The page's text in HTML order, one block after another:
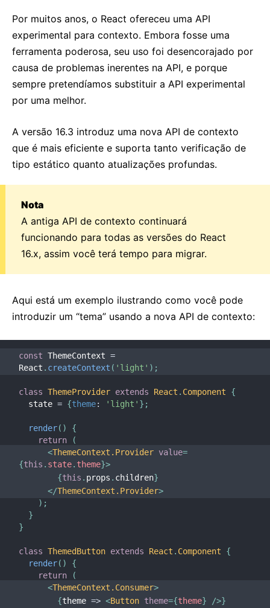
Por muitos anos, o React ofereceu uma API
experimental para contexto. Embora fosse uma
ferramenta poderosa, seu uso foi desencorajado por
causa de problemas inerentes na API, e porque
sempre pretendíamos substituir a API experimental
por uma melhor.
A versão 16.3 introduz uma nova API de contexto
que é mais eficiente e suporta tanto verificação de
tipo estático quanto atualizações profundas.
Nota
A antiga API de contexto continuará
funcionando para todas as versões do React
16.x, assim você terá tempo para migrar.
Aqui está um exemplo ilustrando como você pode
introduzir um “tema” usando a nova API de contexto:
const ThemeContext =
React . createContext ( 'light' ) ;
class ThemeProvider extends React . Component
{
  state
= {theme: 'light' } ;
render( )
{
return
(
<ThemeContext.Provider value=
{this . state. theme}>
{this . props . children}
</ThemeContext.Provider>
) ;
}
}
class ThemedButton extends React . Component
{
render( )
{
return
(
<ThemeContext.Consumer>
{theme => <Button theme={theme} />}